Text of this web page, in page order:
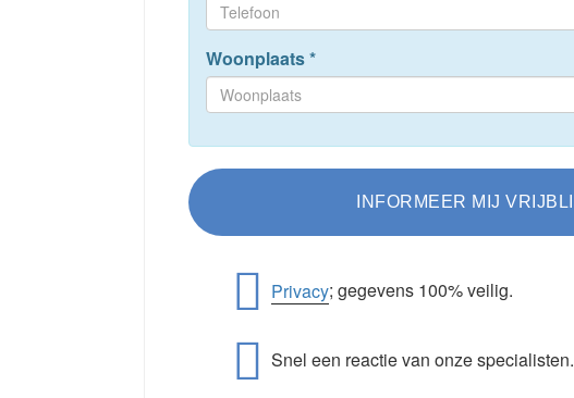
Woonplaats*
Privacy; gegevens 100% veilig.
Snel een reactie van onze specialisten.